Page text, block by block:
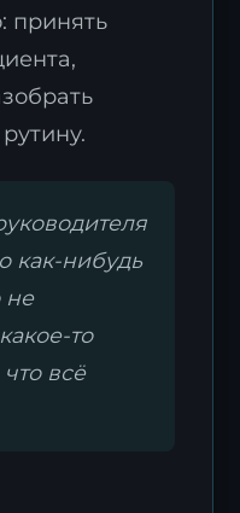
принять
как-нибудь
не
то
всё